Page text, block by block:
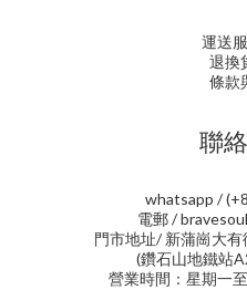
運送
退換
條款
聯
whatsapp /
電郵 /
門市地址/ 新蒲崗大
(鑽石山地鐵站
營業時間：星期一